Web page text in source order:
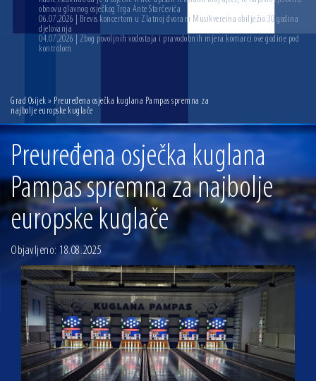
obnovu glavnog osječkog Trga Ante Starčevića
06.07.2026 | Brevis koncertom u Zlatnoj dvorani Musikvereina obilježio 30 godina
djelovanja
04.07.2026 | Zbog povoljnih vodostaja i pravodobnih mjera komarci ove godine pod
kontrolom
Grad Osijek » Preuređena osječka kuglana Pampas spremna za
najbolje europske kuglače
Preuređena osječka kuglana
Pampas spremna za najbolje
europske kuglače
Objavljeno: 18.08.2025